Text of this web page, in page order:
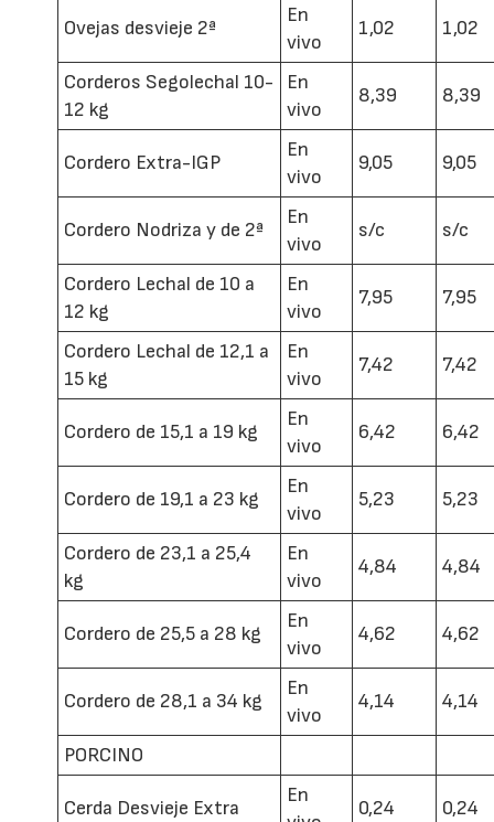
Ovejas desvieje 2ª
En
vivo
1,02 1,02
Corderos Segolechal 10-
12 kg
En
vivo
8,39 8,39
Cordero Extra-IGP
En
vivo
9,05 9,05
Cordero Nodriza y de 2ª
En
vivo
s/c s/c
Cordero Lechal de 10 a
12 kg
En
vivo
7,95 7,95
Cordero Lechal de 12,1 a
15 kg
En
vivo
7,42 7,42
Cordero de 15,1 a 19 kg
En
vivo
6,42 6,42
Cordero de 19,1 a 23 kg
En
vivo
5,23 5,23
Cordero de 23,1 a 25,4
kg
En
vivo
4,84 4,84
Cordero de 25,5 a 28 kg
En
vivo
4,62 4,62
Cordero de 28,1 a 34 kg
En
vivo
4,14 4,14
PORCINO
Cerda Desvieje Extra
En
0,24 0,24